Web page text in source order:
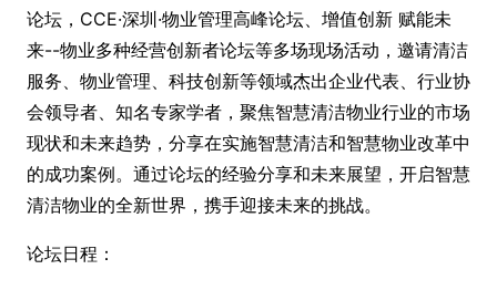
论坛，CCE·深圳·物业管理高峰论坛、增值创新 赋能未
来--物业多种经营创新者论坛等多场现场活动，邀请清洁
服务、物业管理、科技创新等领域杰出企业代表、行业协
会领导者、知名专家学者，聚焦智慧清洁物业行业的市场
现状和未来趋势，分享在实施智慧清洁和智慧物业改革中
的成功案例。通过论坛的经验分享和未来展望，开启智慧
清洁物业的全新世界，携手迎接未来的挑战。
论坛日程：